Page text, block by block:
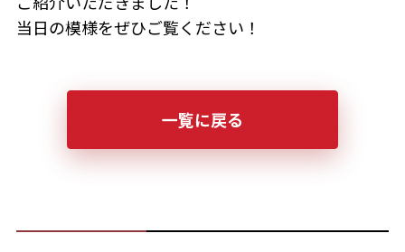
当日の模様をぜひご覧ください！
一覧に戻る